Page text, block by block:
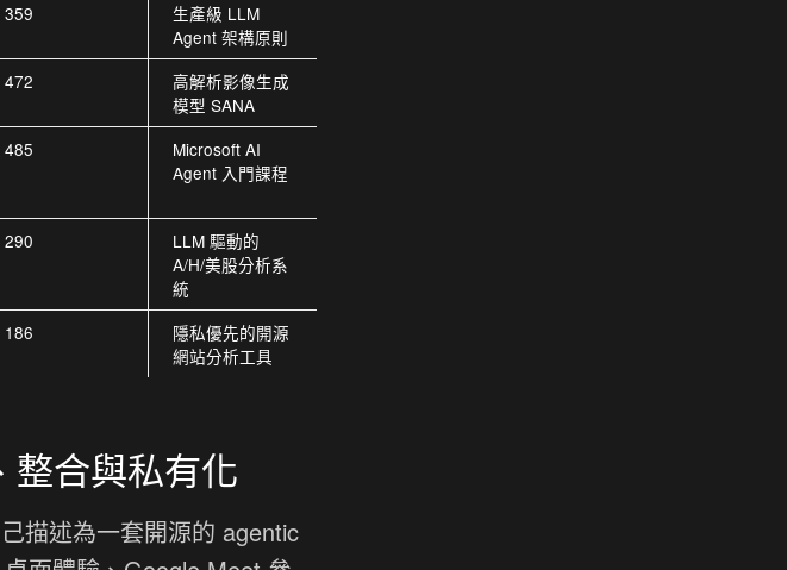
359
生產級 LLM
Agent 架構原則
472
高解析影像生成
模型 SANA
485
Microsoft AI
Agent 入門課程
290
LLM 驅動的
A/H/美股分析系
統
186
隱私優先的開源
網站分析工具
整合與私有化
描述為一套開源的 agentic